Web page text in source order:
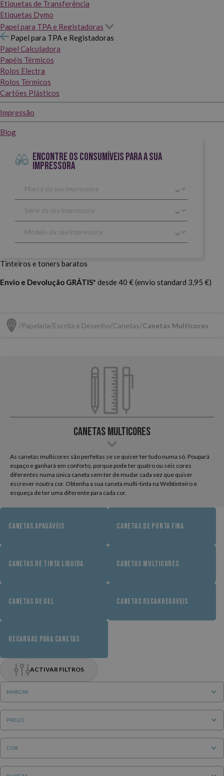
Etiquetas de Transferência
Etiquetas Dymo
Papel para TPA e Registadoras
Papel para TPA e Registadoras
Papel Calculadora
Papéis Térmicos
Rolos Electra
Rolos Térmicos
Cartões Plásticos
Impressão
Blog
ENCONTRE OS CONSUMÍVEIS PARA A SUA
IMPRESSORA
Tinteiros e toners baratos
Envio e Devolução GRÁTIS* desde 40 € (envio standard 3,95 €)
Papelaria Escrita e Desenho Canetas Canetas Multicores
Canetas Multicores
As canetas multicores são perfeitas se se quiser ter tudo numa só. Poupará
espaço e ganhará em conforto, porque pode ter quatro ou seis cores
diferentes numa única caneta sem ter de mudar cada vez que quiser
escrever noutra cor. Obtenha a sua caneta multi-tinta na Webtinteiro e
esqueça de ter uma diferente para cada cor.
CANETAS APAGÁVEIS CANETAS DE PONTA FINA
CANETAS DE TINTA LÍQUIDA CANETAS MULTICORES
CANETAS DE GEL CANETAS RECARREGÁVEIS
RECARGAS PARA CANETAS
ACTIVAR FILTROS
MARCAS
PREÇO
COR